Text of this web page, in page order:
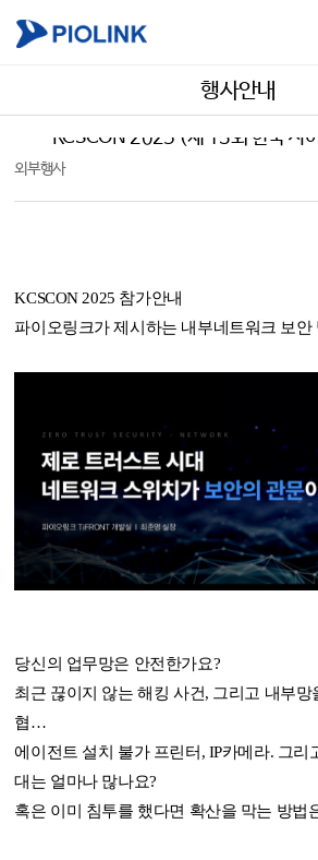
행사안내
KCSCON 2025 (제 13회 한국 사
외부행사
KCSCON 2025 참가안내
파이오링크가 제시하는 내부네트워크 보안
당신의 업무망은 안전한가요?
최근 끊이지 않는 해킹 사건, 그리고 내부망
협…
에이전트 설치 불가 프린터, IP카메라. 그리
대는 얼마나 많나요?
혹은 이미 침투를 했다면 확산을 막는 방법